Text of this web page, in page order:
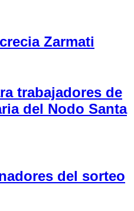
Zarmati
trabajadores de
del Nodo Santa
del sorteo